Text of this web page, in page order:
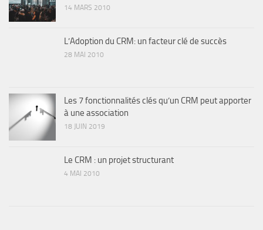
14 MARS 2010
L’Adoption du CRM: un facteur clé de succès
28 MAI 2010
Les 7 fonctionnalités clés qu’un CRM peut apporter
à une association
18 JUIN 2019
Le CRM : un projet structurant
4 MAI 2010